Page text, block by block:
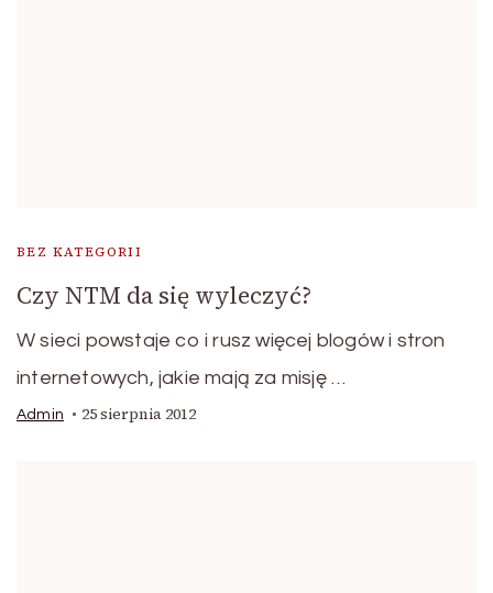
BEZ KATEGORII
Czy NTM da się wyleczyć?
W sieci powstaje co i rusz więcej blogów i stron
internetowych, jakie mają za misję …
Admin 25 sierpnia 2012